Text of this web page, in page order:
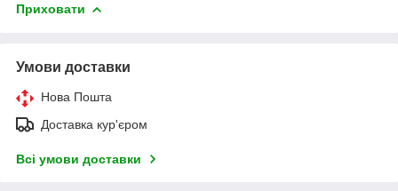
Приховати
Умови доставки
Нова Пошта
Доставка кур'єром
Всі умови доставки